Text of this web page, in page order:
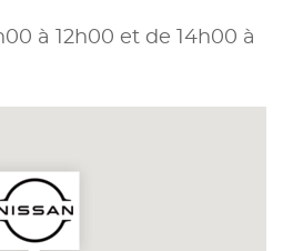
à 12h00 et de 14h00 à